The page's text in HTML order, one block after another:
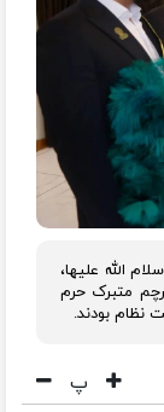
الله علیها،
متبرک حرم
بودند.
پ